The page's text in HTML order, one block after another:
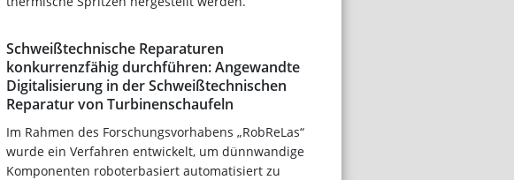
Schweißtechnische Reparaturen
konkurrenzfähig durchführen: Angewandte
Digitalisierung in der Schweißtechnischen
Reparatur von Turbinenschaufeln
Im Rahmen des Forschungsvorhabens „RobReLas“
wurde ein Verfahren entwickelt, um dünnwandige
Komponenten roboterbasiert automatisiert zu